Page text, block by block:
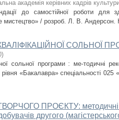
академія керівних кадрів
до самостійної роботи для
мистецтво» / розроб. Л. В.
СОЛЬНОЇ
)
сольної програми : ме-тодичні
«Бакалавра» спеціальності
ПРОЄКТУ: методичні
другого